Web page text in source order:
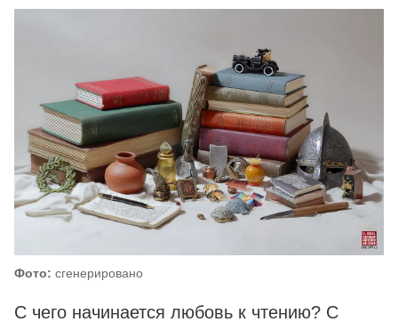
Фото: сгенерировано
С чего начинается любовь к чтению? С